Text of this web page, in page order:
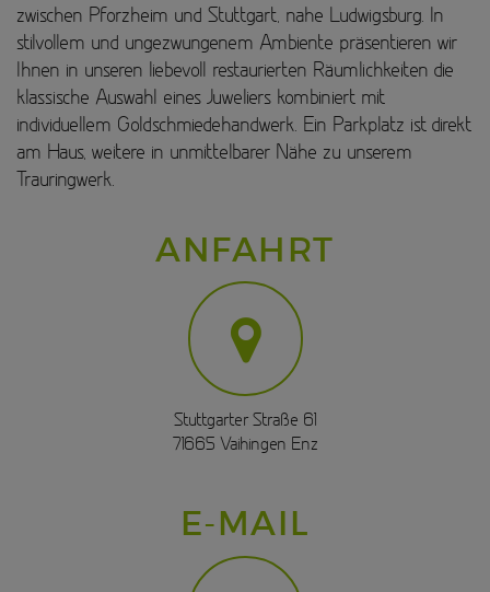
zwischen Pforzheim und Stuttgart, nahe Ludwigsburg. In
stilvollem und ungezwungenem Ambiente präsentieren wir
Ihnen in unseren liebevoll restaurierten Räumlichkeiten die
klassische Auswahl eines Juweliers kombiniert mit
individuellem Goldschmiedehandwerk. Ein Parkplatz ist direkt
am Haus, weitere in unmittelbarer Nähe zu unserem
Trauringwerk.
ANFAHRT
Stuttgarter Straße 61
71665 Vaihingen Enz
E-MAIL